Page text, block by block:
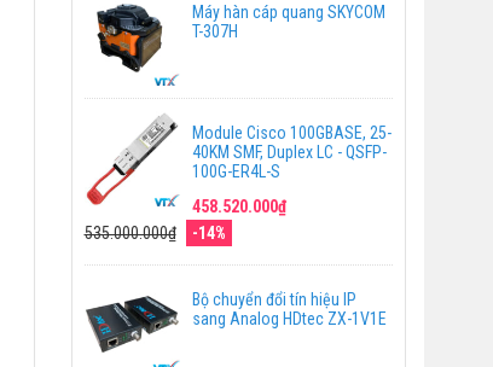
Máy hàn cáp quang SKYCOM
T-307H
Module Cisco 100GBASE, 25-
40KM SMF, Duplex LC - QSFP-
100G-ER4L-S
458.520.000₫
535.000.000₫
-14%
Bộ chuyển đổi tín hiệu IP
sang Analog HDtec ZX-1V1E